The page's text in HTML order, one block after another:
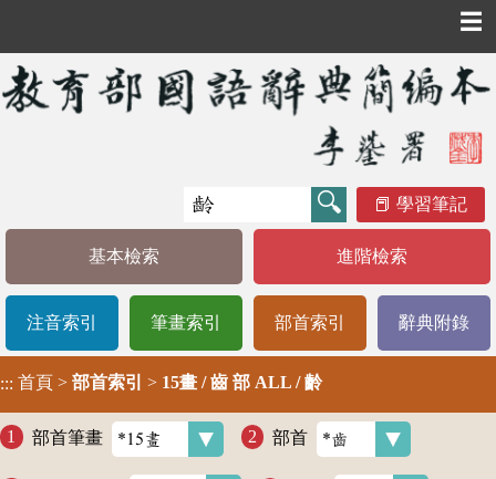
☰
學習筆記
基本檢索 進階檢索
注音索引 筆畫索引 部首索引 辭典附錄
::: 首頁 > 部首索引 > 15畫 / 齒 部 ALL / 齡
部首筆畫 部首